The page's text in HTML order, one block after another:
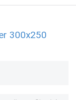
300x250